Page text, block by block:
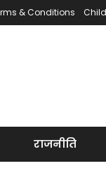
& Conditions
राजनीति